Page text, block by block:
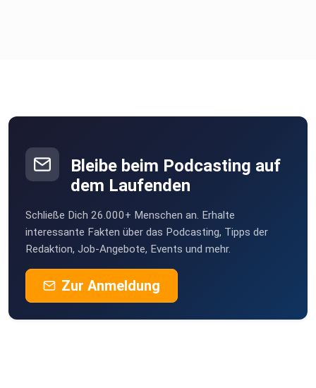
Bleibe beim Podcasting auf
dem Laufenden
Schließe Dich 26.000+ Menschen an. Erhalte
interessante Fakten über das Podcasting, Tipps der
Redaktion, Job-Angebote, Events und mehr.
Zur Anmeldung